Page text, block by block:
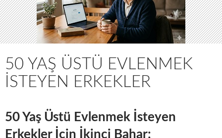
50 YAŞ ÜSTÜ EVLENMEK
İSTEYEN ERKEKLER
50 Yaş Üstü Evlenmek İsteyen
Erkekler İçin İkinci Bahar: